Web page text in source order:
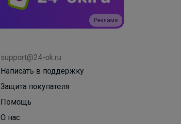
Реклама
support@24-ok.ru
Написать в поддержку
Защита покупателя
Помощь
О нас